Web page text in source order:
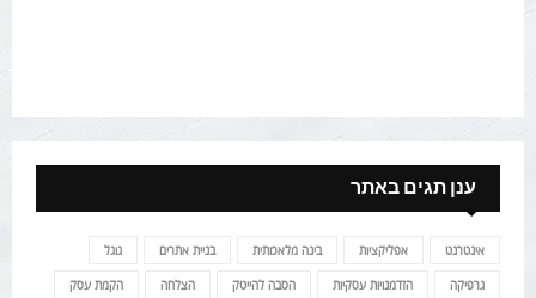
ענן תגים באתר
אינטרנט אפליקציות בינה מלאכותית בניית אתרים גוגל
גרפיקה הזדמנויות עסקיות הסבה להייטק הצלחה הקמת עסק